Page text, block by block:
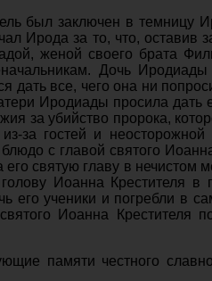
был заключен в темницу
Ирода за то, что, оставив
женой своего брата
Дочь
дать все, чего она ни
Иродиады просила дать
за убийство пророка,
за гостей и неосторожной
с главой святого
святую главу в нечистом
Иоанна Крестителя в
его ученики и погребли в
Иоанна Крестителя
памяти честного